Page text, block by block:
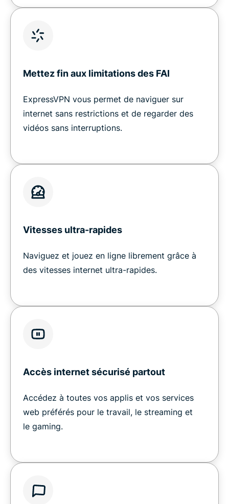
Mettez fin aux limitations des FAI
ExpressVPN vous permet de naviguer sur
internet sans restrictions et de regarder des
vidéos sans interruptions.
Vitesses ultra-rapides
Naviguez et jouez en ligne librement grâce à
des vitesses internet ultra-rapides.
Accès internet sécurisé partout
Accédez à toutes vos applis et vos services
web préférés pour le travail, le streaming et
le gaming.